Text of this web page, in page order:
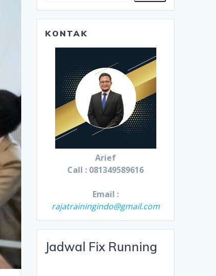
KONTAK
Arief
Call : 081349589616
Email :
rajatrainingindo@gmail.com
Jadwal Fix Running